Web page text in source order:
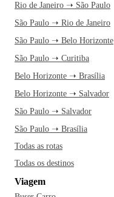
Rio de Janeiro ➝ São Paulo
São Paulo ➝ Rio de Janeiro
São Paulo ➝ Belo Horizonte
São Paulo ➝ Curitiba
Belo Horizonte ➝ Brasília
Belo Horizonte ➝ Salvador
São Paulo ➝ Salvador
São Paulo ➝ Brasília
Todas as rotas
Todas os destinos
Viagem